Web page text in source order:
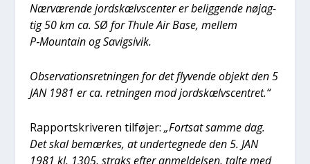
Nær­væ­ren­de jord­s­kælvs­cen­ter er belig­gen­de nøj­ag­
tig 50 km ca. SØ for Thu­le Air Base, mel­lem
P‑Mountain og Savigsi­vik.
Obser­va­tions­ret­nin­gen for det fly­ven­de objekt den 5
JAN 1981 er ca. ret­nin­gen mod jord­s­kælvs­cen­tret.“
Rap­port­skri­ve­ren til­fø­jer: „Fort­sat sam­me dag.
Det skal bemær­kes, at under­teg­ne­de den 5. JAN
1981 kl. 1305, straks efter anmel­del­sen, tal­te med